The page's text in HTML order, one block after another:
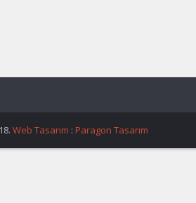
Web Tasarım : Paragon Tasarım